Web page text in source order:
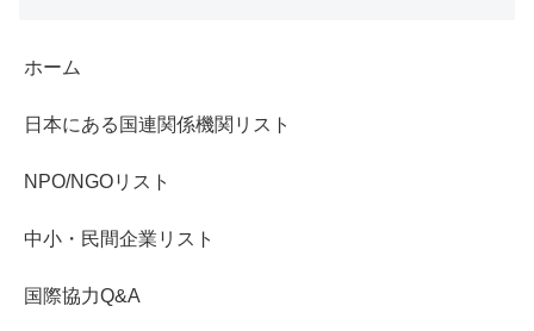
ホーム
日本にある国連関係機関リスト
NPO/NGOリスト
中小・民間企業リスト
国際協力Q&A